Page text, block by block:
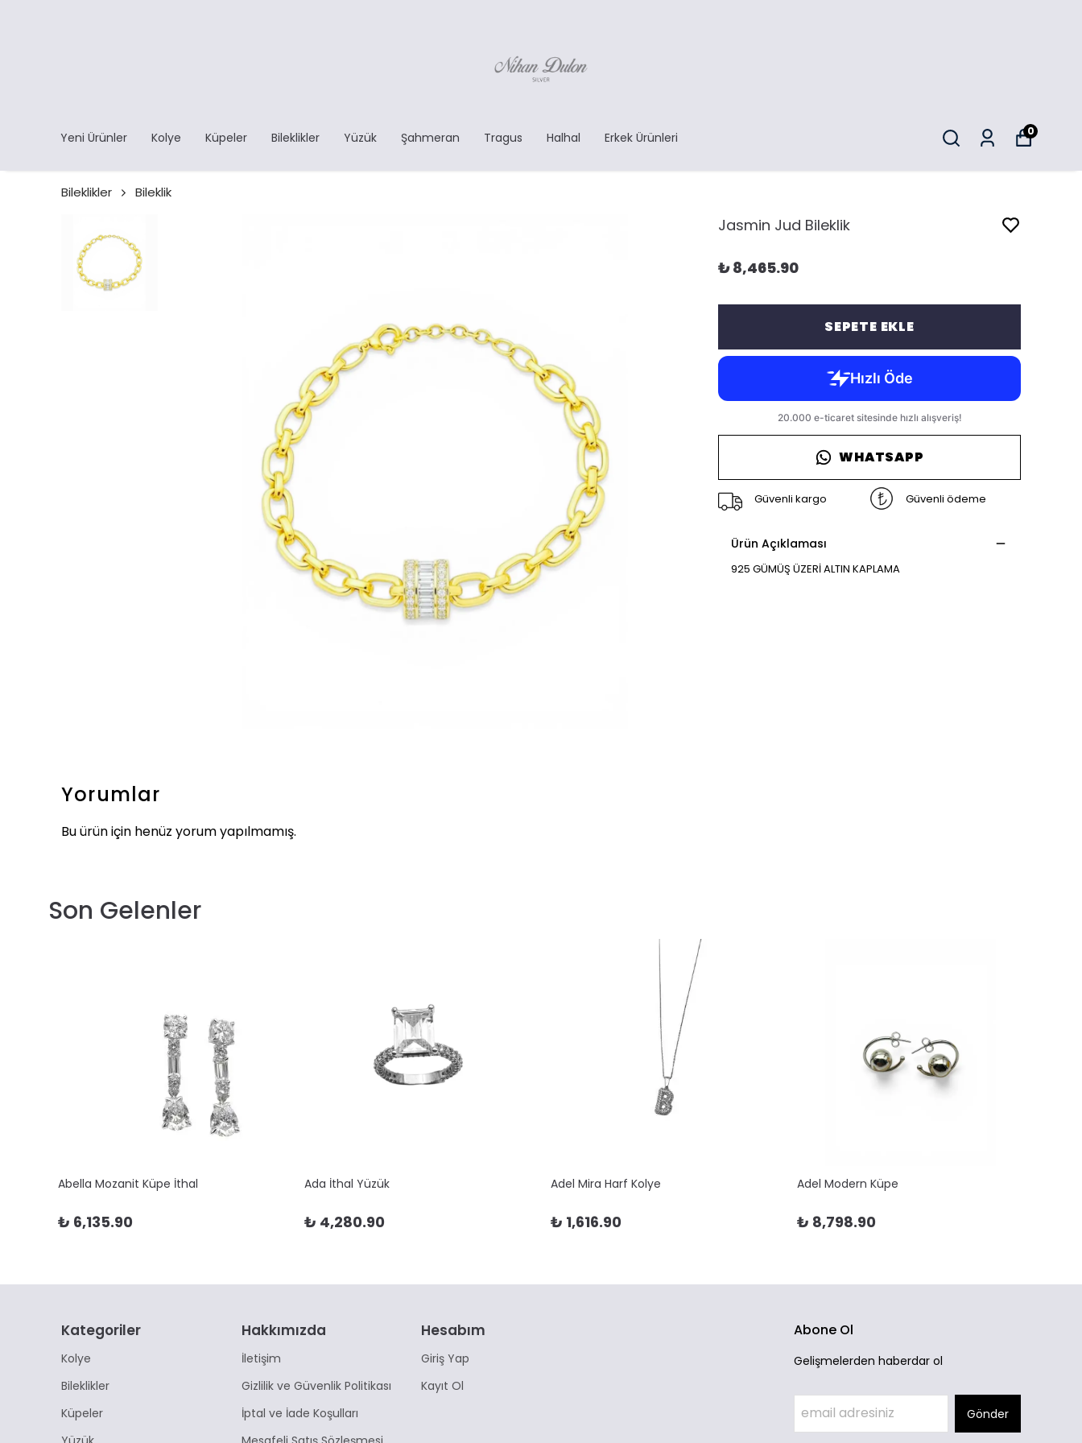
Yeni Ürünler Kolye Küpeler Bileklikler Yüzük Şahmeran Tragus Halhal Erkek Ürünleri 0
Bileklikler Bileklik
Jasmin Jud Bileklik
₺ 8,465.90
SEPETE EKLE
WHATSAPP
Güvenli kargo Güvenli ödeme
Ürün Açıklaması
925 GÜMÜŞ ÜZERİ ALTIN KAPLAMA
Yorumlar
Bu ürün için henüz yorum yapılmamış.
Son Gelenler
Abella Mozanit Küpe İthal
₺ 6,135.90
Ada İthal Yüzük
₺ 4,280.90
Adel Mira Harf Kolye
₺ 1,616.90
Adel Modern Küpe
₺ 8,798.90
Kategoriler
Kolye
Bileklikler
Küpeler
Hakkımızda
İletişim
Gizlilik ve Güvenlik Politikası
İptal ve İade Koşulları
Hesabım
Giriş Yap
Kayıt Ol
Abone Ol
Gelişmelerden haberdar ol
Gönder